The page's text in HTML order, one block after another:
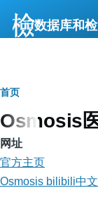
数据库和
面
包
屑
首页
Osmosis
网址
官方主页
Osmosis bilibili中